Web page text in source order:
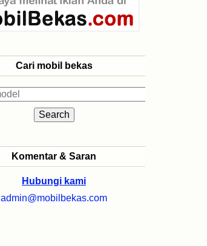
Cari mobil bekas
Komentar & Saran
Hubungi kami
admin@mobilbekas.com